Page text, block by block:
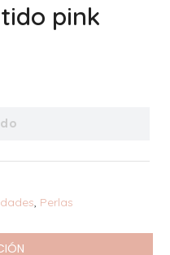
pink
, Perlas